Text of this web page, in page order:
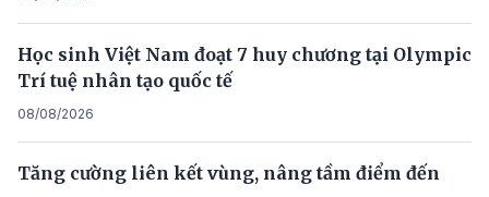
Học sinh Việt Nam đoạt 7 huy chương tại Olympic
Trí tuệ nhân tạo quốc tế
08/08/2026
Tăng cường liên kết vùng, nâng tầm điểm đến